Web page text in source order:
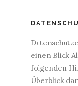
einen Blick
folgenden
Überblick